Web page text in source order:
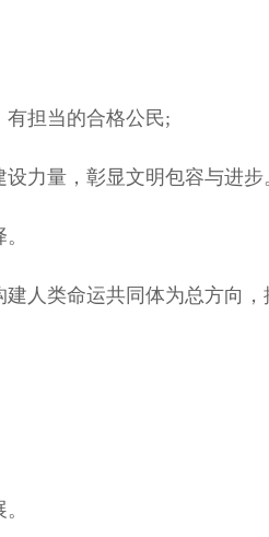
担当的合格公民;
力量，彰显文明包容与进步
人类命运共同体为总方向，